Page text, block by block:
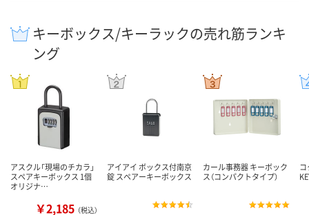
キーボックス/キーラックの売れ筋ランキ
ング
アスクル「現場のチカラ」
スペアキーボックス 1個
オリジナ…
￥2,185 （税込）
アイアイ ボックス付南京
錠 スペアーキーボックス
カール事務器 キーボック
ス（コンパクトタイプ）